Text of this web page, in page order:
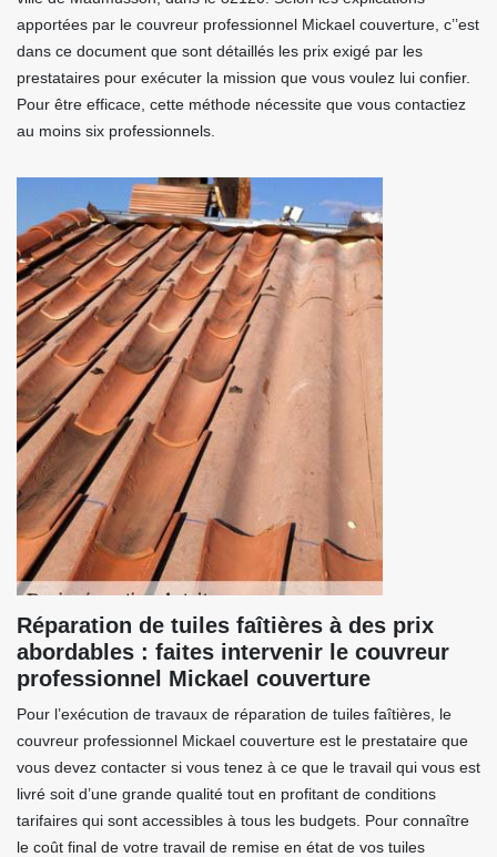
apportées par le couvreur professionnel Mickael couverture, c’’est
dans ce document que sont détaillés les prix exigé par les
prestataires pour exécuter la mission que vous voulez lui confier.
Pour être efficace, cette méthode nécessite que vous contactiez
au moins six professionnels.
Réparation de tuiles faîtières à des prix
abordables : faites intervenir le couvreur
professionnel Mickael couverture
Pour l’exécution de travaux de réparation de tuiles faîtières, le
couvreur professionnel Mickael couverture est le prestataire que
vous devez contacter si vous tenez à ce que le travail qui vous est
livré soit d’une grande qualité tout en profitant de conditions
tarifaires qui sont accessibles à tous les budgets. Pour connaître
le coût final de votre travail de remise en état de vos tuiles